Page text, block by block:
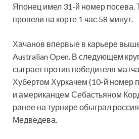
Японец имел 31-й номер посева.
провели на корте 1 час 58 минут.
Хачанов впервые в карьере
Australian Open. В следующем
сыграет против победителя
Хубертом Хуркачем (10-й номер
и американцем Себастьяном
ранее на турнире обыграл
Медведева.